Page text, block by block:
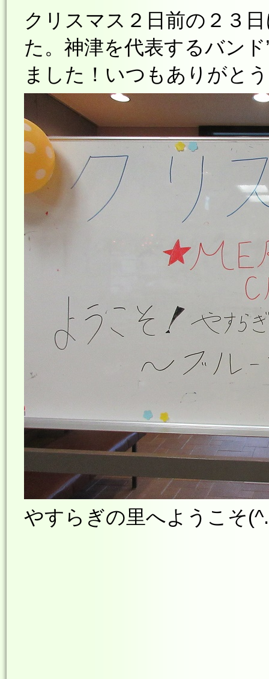
クリスマス２日前の２３
た。神津を代表するバン
ました！いつもありがと
やすらぎの里へようこそ